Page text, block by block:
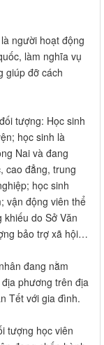
người hoạt động
làm nghĩa vụ
giúp đỡ cách
tượng: Học sinh
học sinh là
Nai và đang
cao đẳng, trung
học sinh
vận động viên thể
do Sở Văn
bảo trợ xã hội…
đang nằm
phương trên địa
Tết với gia đình.
tượng học viên